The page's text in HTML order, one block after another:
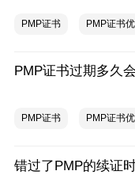
PMP证书 PMP证书
PMP证书过期多久
PMP证书 PMP证书
错过了PMP的续证